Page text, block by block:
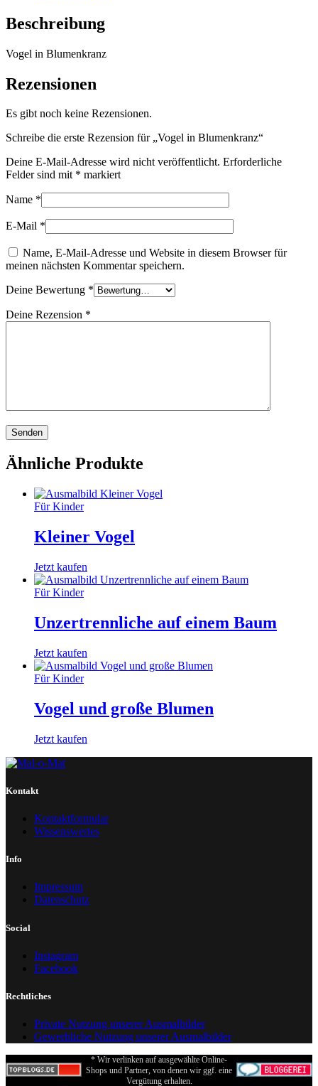
Beschreibung
Vogel in Blumenkranz
Rezensionen
Es gibt noch keine Rezensionen.
Schreibe die erste Rezension für „Vogel in Blumenkranz“
Deine E-Mail-Adresse wird nicht veröffentlicht. Erforderliche
Felder sind mit * markiert
Name *
E-Mail *
Name, E-Mail-Adresse und Website in diesem Browser für
meinen nächsten Kommentar speichern.
Deine Bewertung *
Deine Rezension *
Ähnliche Produkte
Für Kinder
Kleiner Vogel
Jetzt kaufen
Für Kinder
Unzertrennliche auf einem Baum
Jetzt kaufen
Für Kinder
Vogel und große Blumen
Jetzt kaufen
Kontakt
Kontaktformular
Wissenswertes
Info
Impressum
Datenschutz
Social
Instagram
Facebook
Rechtliches
Private Nutzung unserer Ausmalbilder
Gewerbliche Nutzung unserer Ausmalbilder
* Wir verlinken auf ausgewählte Online-
Shops und Partner, von denen wir ggf. eine
Vergütung erhalten.